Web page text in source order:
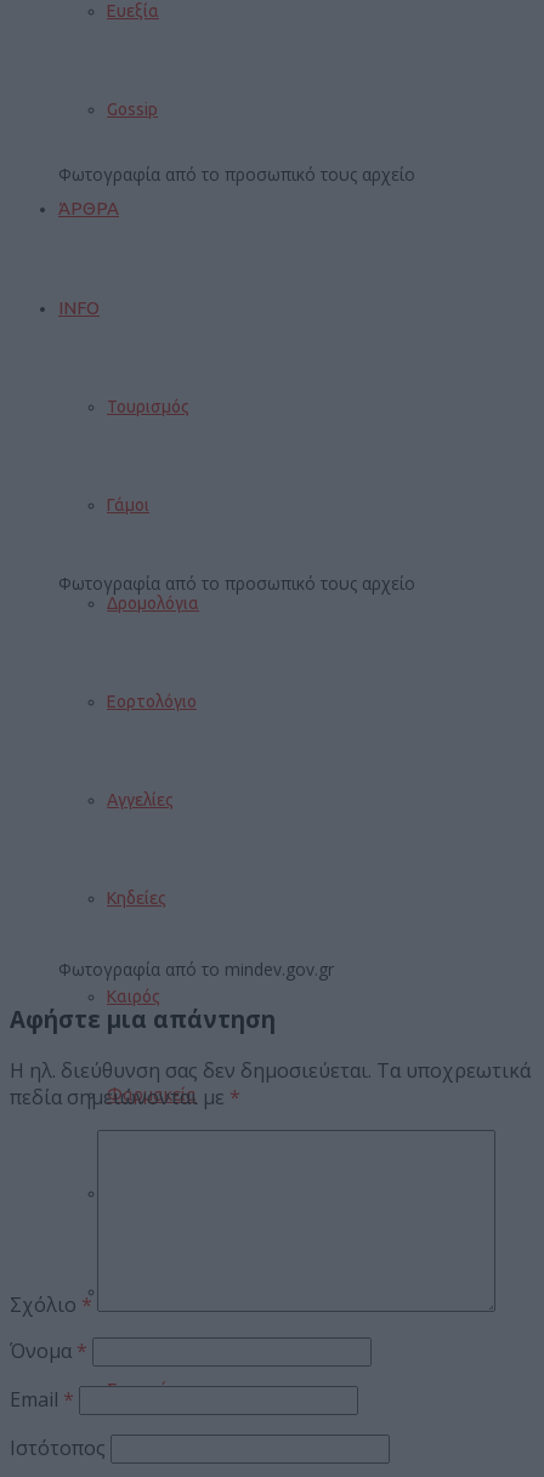
Ευεξία
Gossip
ΆΡΘΡΑ
INFO
Τουρισμός
Γάμοι
Δρομολόγια
Εορτολόγιο
Αγγελίες
Κηδείες
Καιρός
Φαρμακεία
Σεισμοί
Φωτογραφία από το προσωπικό τους αρχείο
Φωτογραφία από το προσωπικό τους αρχείο
Φωτογραφία από το mindev.gov.gr
Αφήστε μια απάντηση
Η ηλ. διεύθυνση σας δεν δημοσιεύεται. Τα υποχρεωτικά
πεδία σημειώνονται με *
Σχόλιο *
Όνομα *
Email *
Ιστότοπος